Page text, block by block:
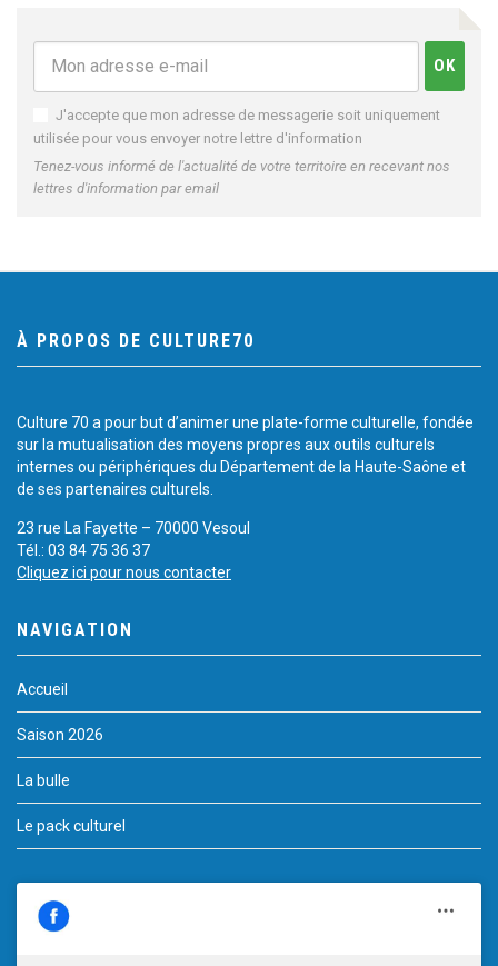
J'accepte que mon adresse de messagerie soit uniquement
utilisée pour vous envoyer notre lettre d'information
Tenez-vous informé de l'actualité de votre territoire en recevant nos
lettres d'information par email
À PROPOS DE CULTURE70
Culture 70 a pour but d’animer une plate-forme culturelle, fondée
sur la mutualisation des moyens propres aux outils culturels
internes ou périphériques du Département de la Haute-Saône et
de ses partenaires culturels.
23 rue La Fayette – 70000 Vesoul
Tél.: 03 84 75 36 37
Cliquez ici pour nous contacter
NAVIGATION
Accueil
Saison 2026
La bulle
Le pack culturel